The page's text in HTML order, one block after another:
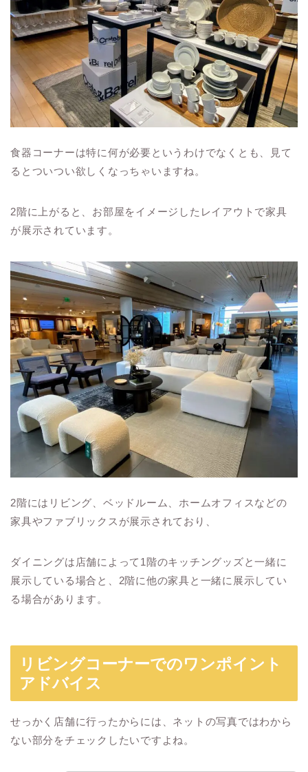
食器コーナーは特に何が必要というわけでなくとも、見て
るとついつい欲しくなっちゃいますね。
2階に上がると、お部屋をイメージしたレイアウトで家具
が展示されています。
2階にはリビング、ベッドルーム、ホームオフィスなどの
家具やファブリックスが展示されており、
ダイニングは店舗によって1階のキッチングッズと一緒に
展示している場合と、2階に他の家具と一緒に展示してい
る場合があります。
リビングコーナーでのワンポイント
アドバイス
せっかく店舗に行ったからには、ネットの写真ではわから
ない部分をチェックしたいですよね。